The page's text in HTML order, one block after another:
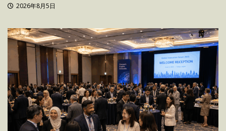
2026年8月5日